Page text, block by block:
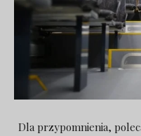
Dla przypomnienia,